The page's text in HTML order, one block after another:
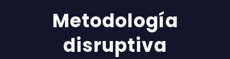
Metodología
disruptiva